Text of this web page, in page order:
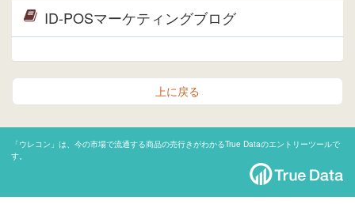
ID-POSマーケティングブログ
上に戻る
「ウレコン」は、今の市場で流通する商品の売行きがわかるTrue Dataのエントリーツールで
す。